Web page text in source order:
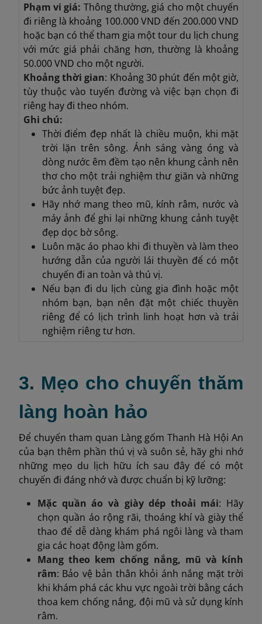
Phạm vi giá: Thông thường, giá cho một chuyến
đi riêng là khoảng 100.000 VND đến 200.000 VND
hoặc bạn có thể tham gia một tour du lịch chung
với mức giá phải chăng hơn, thường là khoảng
50.000 VND cho một người.
Khoảng thời gian: Khoảng 30 phút đến một giờ,
tùy thuộc vào tuyến đường và việc bạn chọn đi
riêng hay đi theo nhóm.
Ghi chú:
Thời điểm đẹp nhất là chiều muộn, khi mặt
trời lặn trên sông. Ánh sáng vàng óng và
dòng nước êm đềm tạo nên khung cảnh nên
thơ cho một trải nghiệm thư giãn và những
bức ảnh tuyệt đẹp.
Hãy nhớ mang theo mũ, kính râm, nước và
máy ảnh để ghi lại những khung cảnh tuyệt
đẹp dọc bờ sông.
Luôn mặc áo phao khi đi thuyền và làm theo
hướng dẫn của người lái thuyền để có một
chuyến đi an toàn và thú vị.
Nếu bạn đi du lịch cùng gia đình hoặc một
nhóm bạn, bạn nên đặt một chiếc thuyền
riêng để có lịch trình linh hoạt hơn và trải
nghiệm riêng tư hơn.
3. Mẹo cho chuyến thăm
làng hoàn hảo
Để chuyến tham quan Làng gốm Thanh Hà Hội An
của bạn thêm phần thú vị và suôn sẻ, hãy ghi nhớ
những mẹo du lịch hữu ích sau đây để có một
chuyến đi đáng nhớ và được chuẩn bị kỹ lưỡng:
Mặc quần áo và giày dép thoải mái: Hãy
chọn quần áo rộng rãi, thoáng khí và giày thể
thao để dễ dàng khám phá ngôi làng và tham
gia các hoạt động làm gốm.
Mang theo kem chống nắng, mũ và kính
râm: Bảo vệ bản thân khỏi ánh nắng mặt trời
khi khám phá các khu vực ngoài trời bằng cách
thoa kem chống nắng, đội mũ và sử dụng kính
râm.